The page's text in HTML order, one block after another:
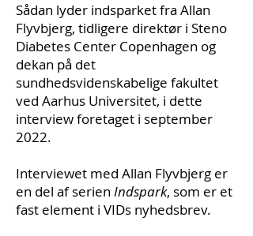
Sådan lyder indsparket fra Allan
Flyvbjerg, tidligere direktør i Steno
Diabetes Center Copenhagen og
dekan på det
sundhedsvidenskabelige fakultet
ved Aarhus Universitet, i dette
interview foretaget i september
2022.
Interviewet med Allan Flyvbjerg er
en del af serien Indspark, som er et
fast element i VIDs nyhedsbrev.